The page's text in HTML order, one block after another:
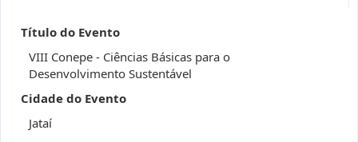
Título do Evento
VIII Conepe - Ciências Básicas para o
Desenvolvimento Sustentável
Cidade do Evento
Jataí